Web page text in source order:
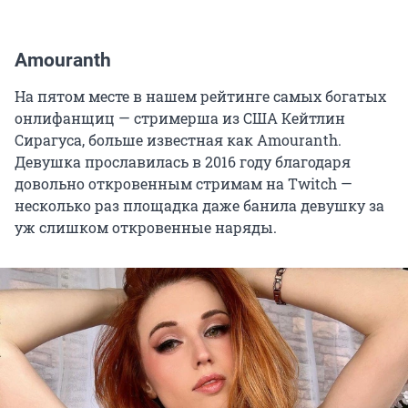
Amouranth
На пятом месте в нашем рейтинге самых богатых
онлифанщиц — стримерша из США Кейтлин
Сирагуса, больше известная как Amouranth.
Девушка прославилась в 2016 году благодаря
довольно откровенным стримам на Twitch —
несколько раз площадка даже банила девушку за
уж слишком откровенные наряды.